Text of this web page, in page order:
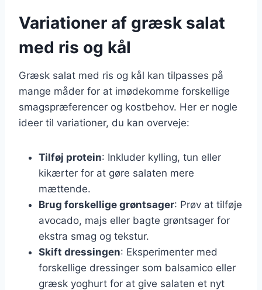
Variationer af græsk salat
med ris og kål
Græsk salat med ris og kål kan tilpasses på
mange måder for at imødekomme forskellige
smagspræferencer og kostbehov. Her er nogle
ideer til variationer, du kan overveje:
Tilføj protein: Inkluder kylling, tun eller
kikærter for at gøre salaten mere
mættende.
Brug forskellige grøntsager: Prøv at tilføje
avocado, majs eller bagte grøntsager for
ekstra smag og tekstur.
Skift dressingen: Eksperimenter med
forskellige dressinger som balsamico eller
græsk yoghurt for at give salaten et nyt